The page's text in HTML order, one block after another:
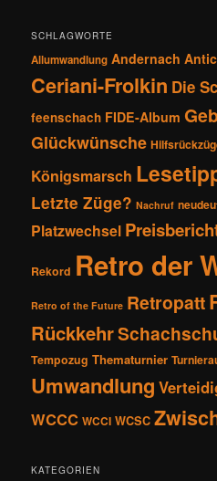
SCHLAGWORTE
Allumwandlung Andernach
Ceriani-Frolkin Die
feenschach FIDE-Album
Glückwünsche
Königsmarsch
Letzte Züge? Nachruf
Platzwechsel
Rekord Retro der
Retro of the Future Retropatt
Rückkehr
Tempozug Thematurnier
Umwandlung
WCCC WCCI WCSC
KATEGORIEN